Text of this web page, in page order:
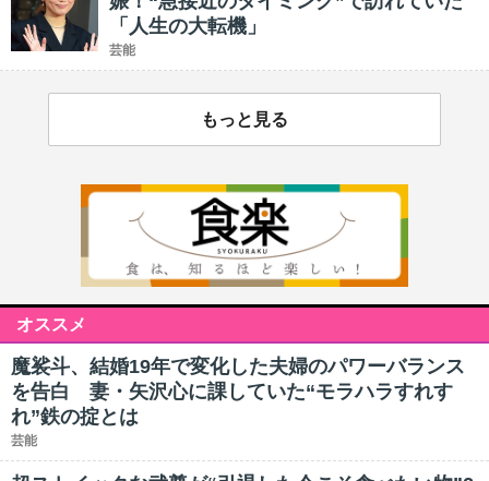
「人生の大転機」
芸能
もっと見る
オススメ
魔裟斗、結婚19年で変化した夫婦のパワーバランス
を告白 妻・矢沢心に課していた“モラハラすれす
れ”鉄の掟とは
芸能